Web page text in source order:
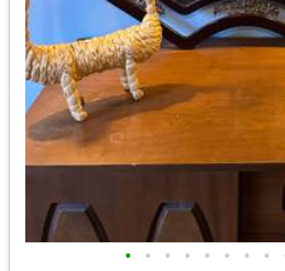
• • • • • • • •